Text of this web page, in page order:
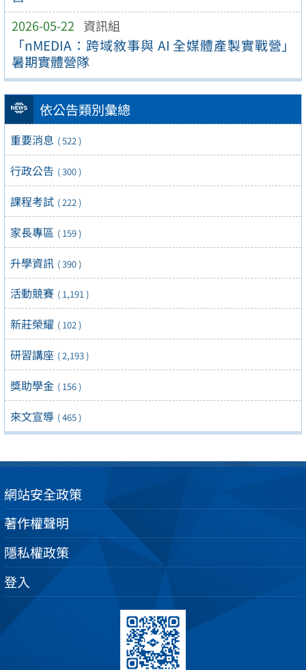
2026-05-22 資訊組
「nMEDIA：跨域敘事與 AI 全媒體產製實戰營」
暑期實體營隊
依公告類別彙總
重要消息 ( 522 )
行政公告 ( 300 )
課程考試 ( 222 )
家長專區 ( 159 )
升學資訊 ( 390 )
活動競賽 ( 1,191 )
新莊榮耀 ( 102 )
研習講座 ( 2,193 )
獎助學金 ( 156 )
來文宣導 ( 465 )
網站安全政策
著作權聲明
隱私權政策
登入